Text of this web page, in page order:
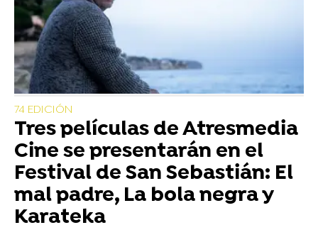
74 EDICIÓN
Tres películas de Atresmedia
Cine se presentarán en el
Festival de San Sebastián: El
mal padre, La bola negra y
Karateka